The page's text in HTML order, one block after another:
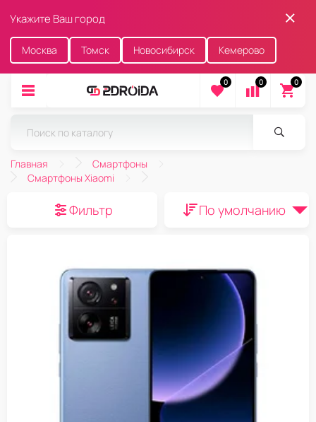
Укажите Ваш город
Москва Томск Новосибирск Кемерово
0 0 0
Главная
Смартфоны
Смартфоны Xiaomi
Фильтр По умолчанию